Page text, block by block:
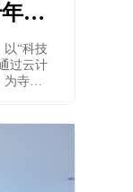
古
以“科技
过云计
为寺院